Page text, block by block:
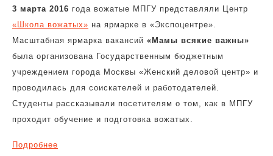
3 марта 2016 года вожатые МПГУ представляли Центр
«Школа вожатых» на ярмарке в «Экспоцентре».
Масштабная ярмарка вакансий «Мамы всякие важны»
была организована Государственным бюджетным
учреждением города Москвы «Женский деловой центр» и
проводилась для соискателей и работодателей.
Студенты рассказывали посетителям о том, как в МПГУ
проходит обучение и подготовка вожатых.
Подробнее